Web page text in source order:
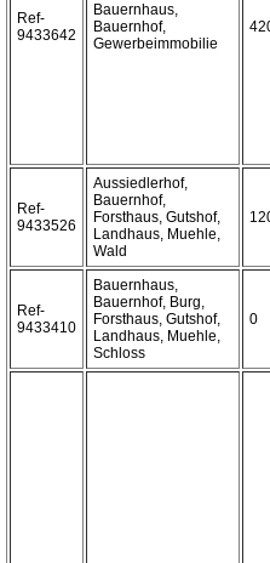
Ref-
9433642
Bauernhaus,
Bauernhof,
Gewerbeimmobilie
Ref-
9433526
Aussiedlerhof,
Bauernhof,
Forsthaus, Gutshof,
Landhaus, Muehle,
Wald
Ref-
9433410
Bauernhaus,
Bauernhof, Burg,
Forsthaus, Gutshof,
Landhaus, Muehle,
Schloss
0